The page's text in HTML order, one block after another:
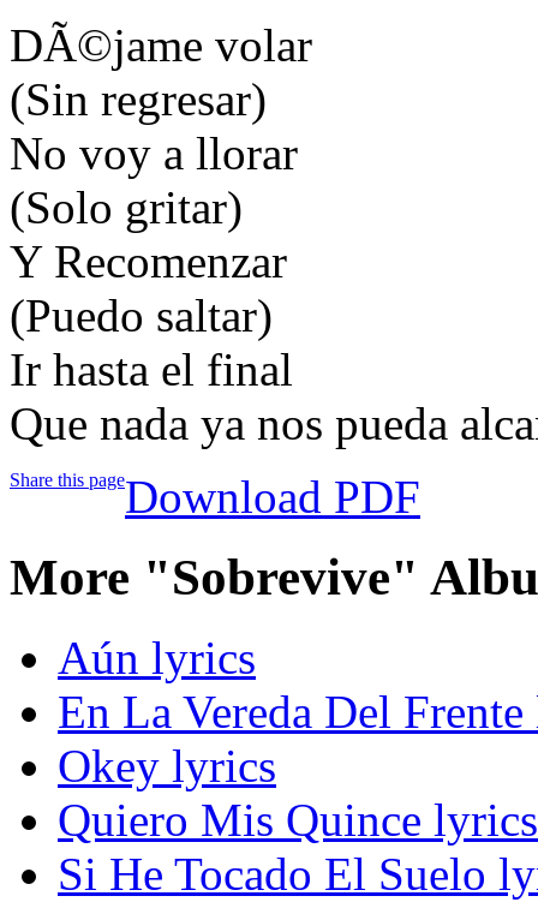
DÃ©jame volar
(Sin regresar)
No voy a llorar
(Solo gritar)
Y Recomenzar
(Puedo saltar)
Ir hasta el final
Que nada ya nos pueda
Share this pageDownload PDF
More "Sobrevive"
Aún lyrics
En La Vereda Del
Okey lyrics
Quiero Mis Quince lyrics
Si He Tocado El Suelo